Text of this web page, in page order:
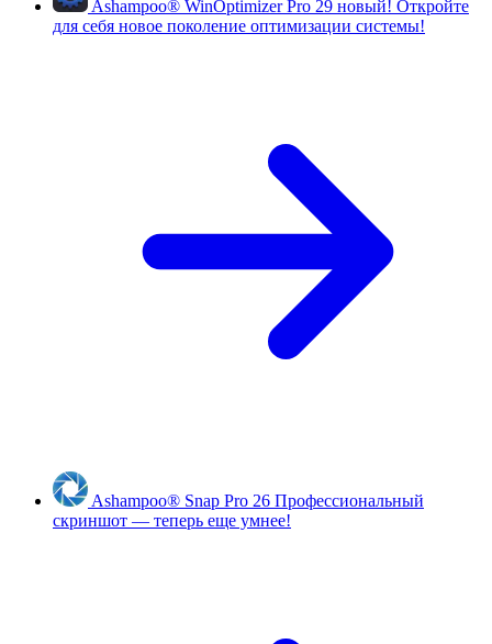
Ashampoo® WinOptimizer Pro 29 новый! Откройте
для себя новое поколение оптимизации системы!
Ashampoo® Snap Pro 26 Профессиональный
скриншот — теперь еще умнее!